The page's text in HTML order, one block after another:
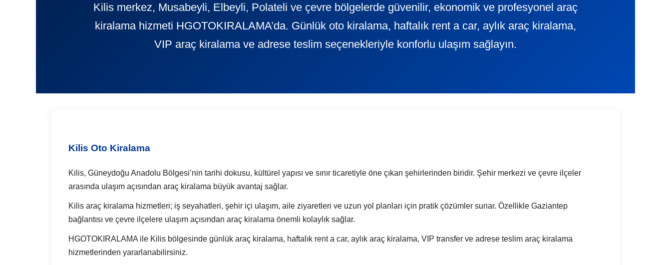
Kilis merkez, Musabeyli, Elbeyli, Polateli ve çevre bölgelerde güvenilir, ekonomik ve profesyonel araç
kiralama hizmeti HGOTOKIRALAMA’da. Günlük oto kiralama, haftalık rent a car, aylık araç kiralama,
VIP araç kiralama ve adrese teslim seçenekleriyle konforlu ulaşım sağlayın.
Kilis Oto Kiralama
Kilis, Güneydoğu Anadolu Bölgesi’nin tarihi dokusu, kültürel yapısı ve sınır ticaretiyle öne çıkan şehirlerinden biridir. Şehir merkezi ve çevre ilçeler
arasında ulaşım açısından araç kiralama büyük avantaj sağlar.
Kilis araç kiralama hizmetleri; iş seyahatleri, şehir içi ulaşım, aile ziyaretleri ve uzun yol planları için pratik çözümler sunar. Özellikle Gaziantep
bağlantısı ve çevre ilçelere ulaşım açısından araç kiralama önemli kolaylık sağlar.
HGOTOKIRALAMA ile Kilis bölgesinde günlük araç kiralama, haftalık rent a car, aylık araç kiralama, VIP transfer ve adrese teslim araç kiralama
hizmetlerinden yararlanabilirsiniz.